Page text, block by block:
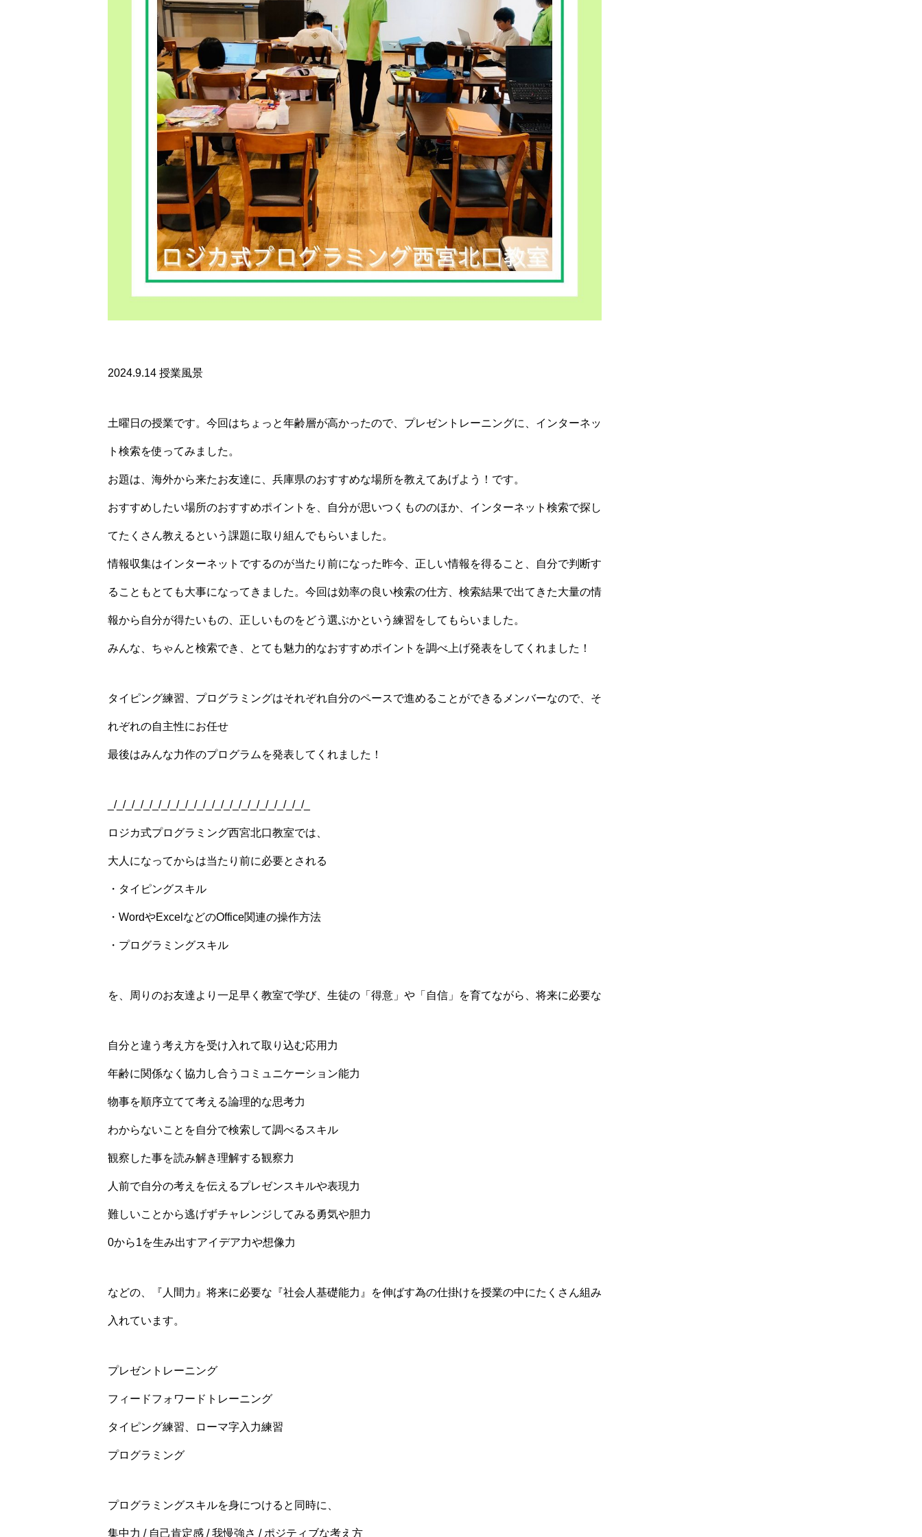
2024.9.14 授業風景
土曜日の授業です。今回はちょっと年齢層が高かったので、プレゼントレーニングに、インターネッ
ト検索を使ってみました。
お題は、海外から来たお友達に、兵庫県のおすすめな場所を教えてあげよう！です。
おすすめしたい場所のおすすめポイントを、自分が思いつくもののほか、インターネット検索で探し
てたくさん教えるという課題に取り組んでもらいました。
情報収集はインターネットでするのが当たり前になった昨今、正しい情報を得ること、自分で判断す
ることもとても大事になってきました。今回は効率の良い検索の仕方、検索結果で出てきた大量の情
報から自分が得たいもの、正しいものをどう選ぶかという練習をしてもらいました。
みんな、ちゃんと検索でき、とても魅力的なおすすめポイントを調べ上げ発表をしてくれました！
タイピング練習、プログラミングはそれぞれ自分のペースで進めることができるメンバーなので、そ
れぞれの自主性にお任せ
最後はみんな力作のプログラムを発表してくれました！
_/_/_/_/_/_/_/_/_/_/_/_/_/_/_/_/_/_/_/_/_/_/_
ロジカ式プログラミング西宮北口教室では、
大人になってからは当たり前に必要とされる
・タイピングスキル
・WordやExcelなどのOffice関連の操作方法
・プログラミングスキル
を、周りのお友達より一足早く教室で学び、生徒の️「得意」や「自信」を育てながら、将来に必要な
自分と違う考え方を受け入れて取り込む応用力
年齢に関係なく協力し合うコミュニケーション能力
物事を順序立てて考える論理的な思考力
わからないことを自分で検索して調べるスキル
観察した事を読み解き理解する観察力
人前で自分の考えを伝えるプレゼンスキルや表現力
難しいことから逃げずチャレンジしてみる勇気や胆力
0から1を生み出すアイデア力や想像力
などの、『人間力』将来に必要な『社会人基礎能力』を伸ばす為の仕掛けを授業の中にたくさん組み
入れています。
プレゼントレーニング
フィードフォワードトレーニング
タイピング練習、ローマ字入力練習
プログラミング
プログラミングスキルを身につけると同時に、
集中力 / 自己肯定感 / 我慢強さ / ポジティブな考え方